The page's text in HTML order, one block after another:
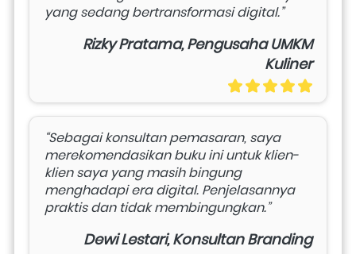
yang sedang bertransformasi digital.”
Rizky Pratama, Pengusaha UMKM
Kuliner
“Sebagai konsultan pemasaran, saya
merekomendasikan buku ini untuk klien-
klien saya yang masih bingung
menghadapi era digital. Penjelasannya
praktis dan tidak membingungkan.”
Dewi Lestari, Konsultan Branding